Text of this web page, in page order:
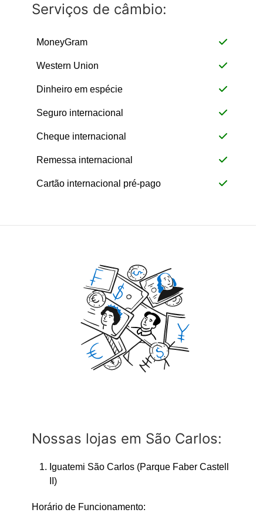
Serviços de câmbio:
MoneyGram
Western Union
Dinheiro em espécie
Seguro internacional
Cheque internacional
Remessa internacional
Cartão internacional pré-pago
Nossas lojas em São Carlos:
Iguatemi São Carlos (Parque Faber Castell
II)
Horário de Funcionamento: